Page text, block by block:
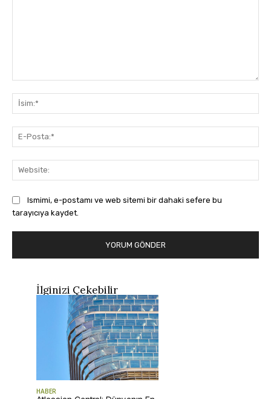
Ismimi, e-postamı ve web sitemi bir dahaki sefere bu
tarayıcıya kaydet.
İlginizi Çekebilir
HABER